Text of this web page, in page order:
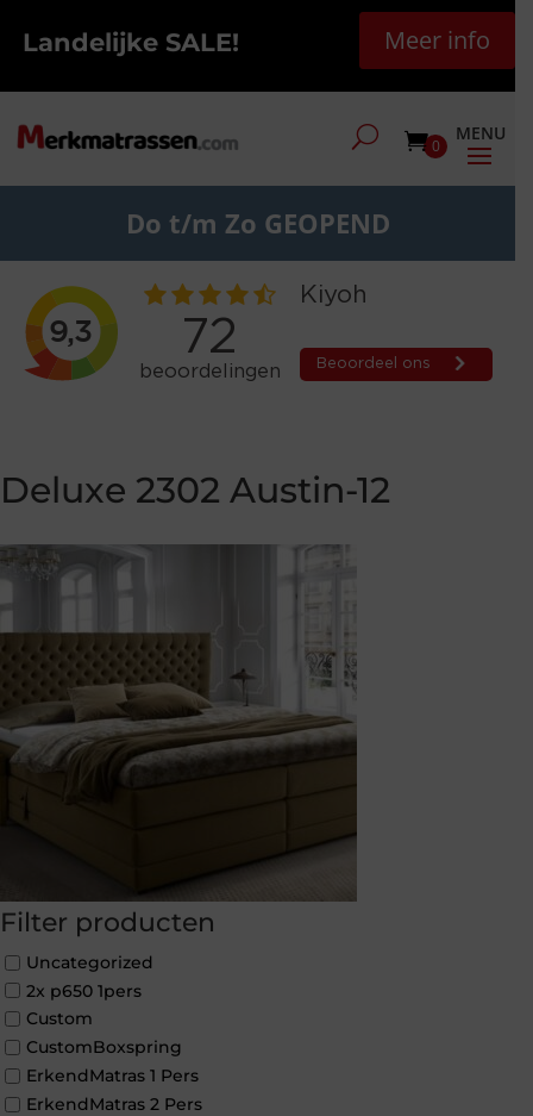
Landelijke SALE! Meer info
0
Do t/m Zo GEOPEND
Deluxe 2302 Austin-12
Filter producten
Uncategorized
2x p650 1pers
Custom
CustomBoxspring
ErkendMatras 1 Pers
ErkendMatras 2 Pers